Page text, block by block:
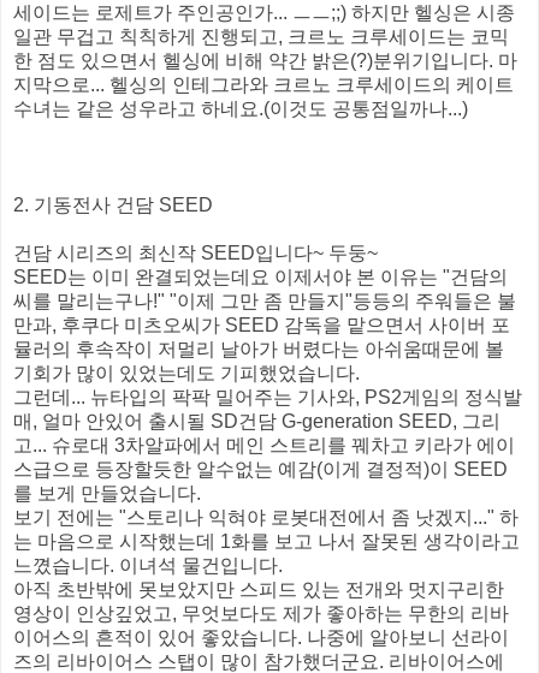
세이드는 로제트가 주인공인가... ㅡㅡ;;) 하지만 헬싱은 시종
일관 무겁고 칙칙하게 진행되고, 크르노 크루세이드는 코믹
한 점도 있으면서 헬싱에 비해 약간 밝은(?)분위기입니다. 마
지막으로... 헬싱의 인테그라와 크르노 크루세이드의 케이트
수녀는 같은 성우라고 하네요.(이것도 공통점일까나...)
2. 기동전사 건담 SEED
건담 시리즈의 최신작 SEED입니다~ 두둥~
SEED는 이미 완결되었는데요 이제서야 본 이유는 "건담의
씨를 말리는구나!" "이제 그만 좀 만들지"등등의 주워들은 불
만과, 후쿠다 미츠오씨가 SEED 감독을 맡으면서 사이버 포
뮬러의 후속작이 저멀리 날아가 버렸다는 아쉬움때문에 볼
기회가 많이 있었는데도 기피했었습니다.
그런데... 뉴타입의 팍팍 밀어주는 기사와, PS2게임의 정식발
매, 얼마 안있어 출시될 SD건담 G-generation SEED, 그리
고... 슈로대 3차알파에서 메인 스트리를 꿰차고 키라가 에이
스급으로 등장할듯한 알수없는 예감(이게 결정적)이 SEED
를 보게 만들었습니다.
보기 전에는 "스토리나 익혀야 로봇대전에서 좀 낫겠지..." 하
는 마음으로 시작했는데 1화를 보고 나서 잘못된 생각이라고
느꼈습니다. 이녀석 물건입니다.
아직 초반밖에 못보았지만 스피드 있는 전개와 멋지구리한
영상이 인상깊었고, 무엇보다도 제가 좋아하는 무한의 리바
이어스의 흔적이 있어 좋았습니다. 나중에 알아보니 선라이
즈의 리바이어스 스탭이 많이 참가했더군요. 리바이어스에